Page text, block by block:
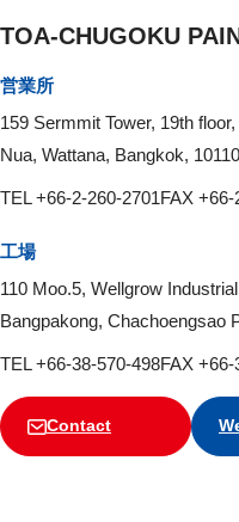
TOA-CHUGOKU
営業所
159 Sermmit Tower, 19th
Nua, Wattana, Bangkok,
TEL +66-2-260-2701FAX
工場
110 Moo.5, Wellgrow
Bangpakong, Chachoengsao
TEL +66-38-570-498FAX
Contact